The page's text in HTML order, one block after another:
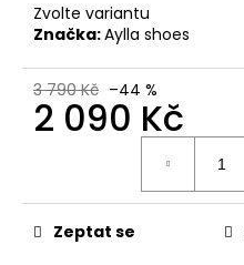
Zvolte variantu
Značka:Aylla shoes
3 790 Kč –44 %
2 090 Kč
Zeptat se
o
u
č
u